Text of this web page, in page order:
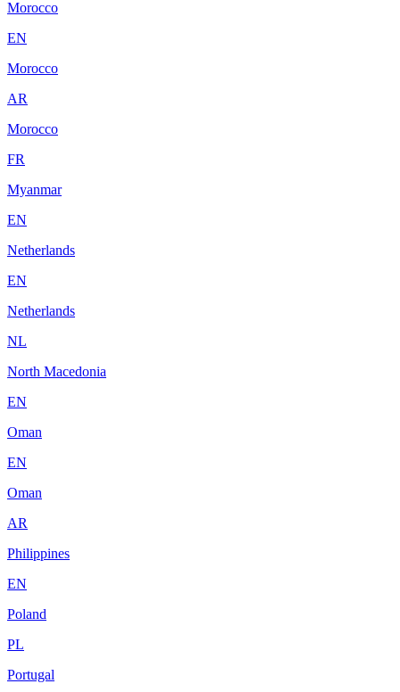
Morocco
EN
Morocco
AR
Morocco
FR
Myanmar
EN
Netherlands
EN
Netherlands
NL
North Macedonia
EN
Oman
EN
Oman
AR
Philippines
EN
Poland
PL
Portugal